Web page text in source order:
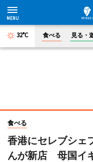
32°C 食べる 見る・
食べる
香港にセレブシェ
んが新店 母国イ